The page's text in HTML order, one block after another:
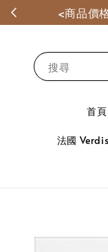
<商品價
搜尋
首頁
法國